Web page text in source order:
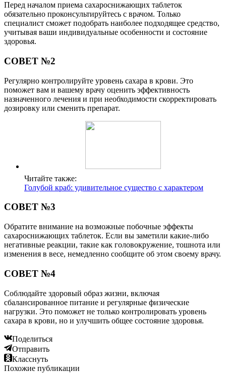
Перед началом приема сахароснижающих таблеток
обязательно проконсультируйтесь с врачом. Только
специалист сможет подобрать наиболее подходящее средство,
учитывая ваши индивидуальные особенности и состояние
здоровья.
СОВЕТ №2
Регулярно контролируйте уровень сахара в крови. Это
поможет вам и вашему врачу оценить эффективность
назначенного лечения и при необходимости скорректировать
дозировку или сменить препарат.
Читайте также:
Голубой краб: удивительное существо с характером
СОВЕТ №3
Обратите внимание на возможные побочные эффекты
сахароснижающих таблеток. Если вы заметили какие-либо
негативные реакции, такие как головокружение, тошнота или
изменения в весе, немедленно сообщите об этом своему врачу.
СОВЕТ №4
Соблюдайте здоровый образ жизни, включая
сбалансированное питание и регулярные физические
нагрузки. Это поможет не только контролировать уровень
сахара в крови, но и улучшить общее состояние здоровья.
Поделиться
Отправить
Класснуть
Похожие публикации